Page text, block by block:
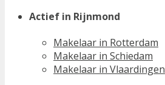
Actief in Rijnmond
Makelaar in Rotterdam
Makelaar in Schiedam
Makelaar in Vlaardingen